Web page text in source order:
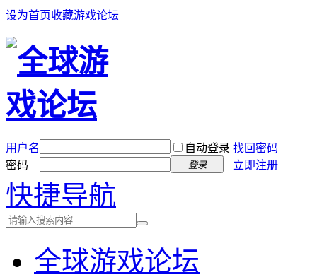
设为首页收藏游戏论坛
用户名 自动登录 找回密码
密码
登录 立即注册
快捷导航
全球游戏论坛